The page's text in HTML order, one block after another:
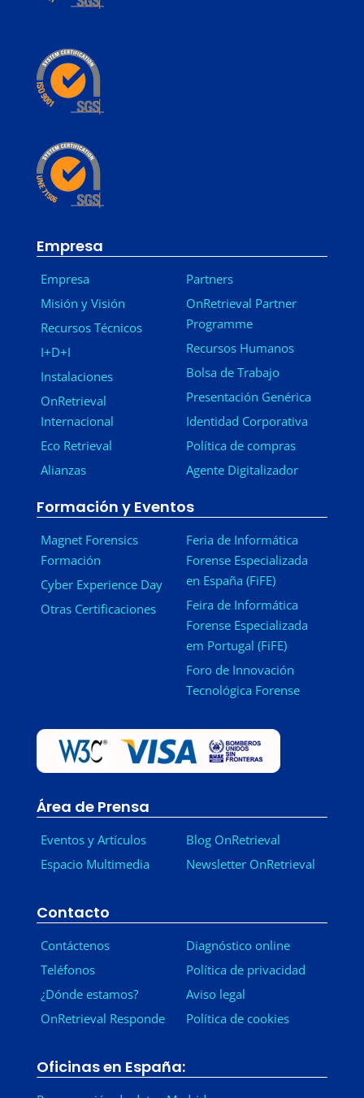
Empresa
Empresa
Misión y Visión
Recursos Técnicos
I+D+I
Instalaciones
OnRetrieval
Internacional
Eco Retrieval
Alianzas
Partners
OnRetrieval Partner
Programme
Recursos Humanos
Bolsa de Trabajo
Presentación Genérica
Identidad Corporativa
Política de compras
Agente Digitalizador
Formación y Eventos
Magnet Forensics
Formación
Cyber Experience Day
Otras Certificaciones
Feria de Informática
Forense Especializada
en España (FiFE)
Feira de Informática
Forense Especializada
em Portugal (FiFE)
Foro de Innovación
Tecnológica Forense
Área de Prensa
Eventos y Artículos
Espacio Multimedia
Blog OnRetrieval
Newsletter OnRetrieval
Contacto
Contáctenos
Teléfonos
¿Dónde estamos?
OnRetrieval Responde
Diagnóstico online
Política de privacidad
Aviso legal
Política de cookies
Oficinas en España: